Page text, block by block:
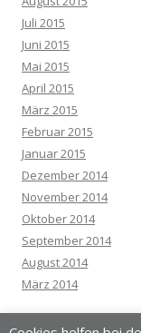
Juli 2015
Juni 2015
Mai 2015
April 2015
März 2015
Februar 2015
Januar 2015
Dezember 2014
November 2014
Oktober 2014
September 2014
August 2014
März 2014